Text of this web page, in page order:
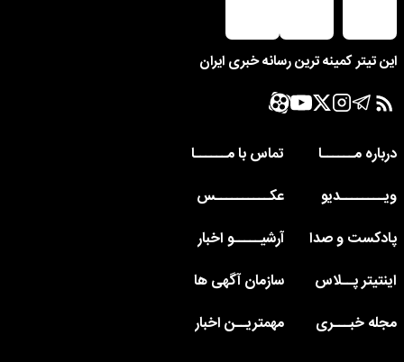
این تیتر کمینه ترین رسانه خبری ایران
درباره مــــــا
تماس با مــــــا
ویــــــــدیو
عکــــــــــس
پادکست و صدا
آرشیـــــو اخبار
اینتیتر پــلاس
سازمان آگهی ها
مجله خبـــری
مهمتریــن اخبار